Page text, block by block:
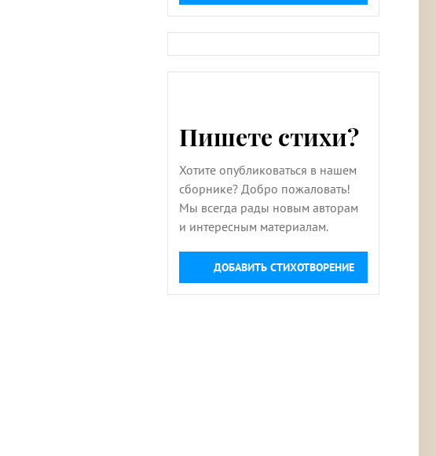
Пишете стихи?
Хотите опубликоваться в нашем
сборнике? Добро пожаловать!
Мы всегда рады новым авторам
и интересным материалам.
ДОБАВИТЬ СТИХОТВОРЕНИЕ